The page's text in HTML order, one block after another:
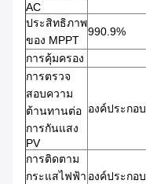
AC
ประสิทธิภาพ
ของ MPPT
990.9%
การคุ้มครอง
การตรวจ
สอบความ
ต้านทานต่อ
การกันแสง
PV
องค์ประกอบ
การติดตาม
กระแสไฟฟ้า องค์ประกอบ